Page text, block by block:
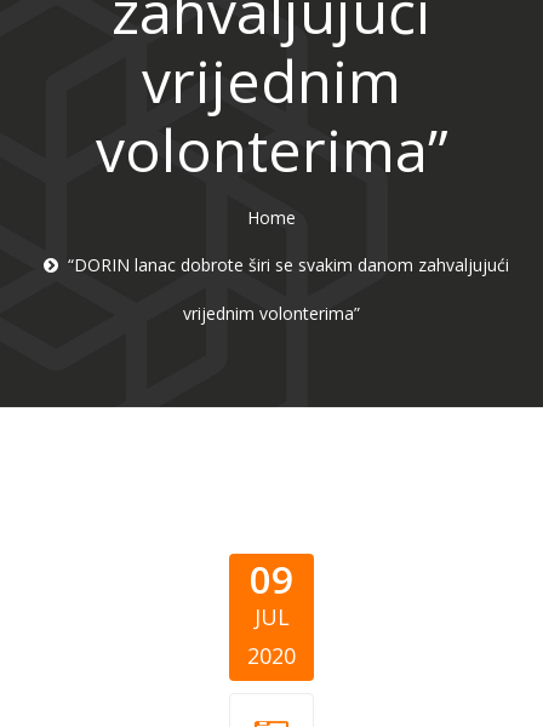
vrijednim
volonterima”
Home
“DORIN lanac dobrote širi se svakim danom zahvaljujući
vrijednim volonterima”
09
JUL
2020